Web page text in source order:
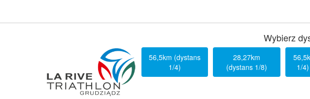
Wybierz
56,5km (dystans
1/4)
28,27km
(dystans 1/8)
1/